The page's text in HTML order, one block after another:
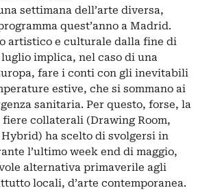
settimana dell’arte diversa,
quest’anno a Madrid.
artistico e culturale dalla fine di
implica, nel caso di una
fare i conti con gli inevitabili
estive, che si sommano ai
sanitaria. Per questo, forse, la
collaterali (Drawing Room,
ha scelto di svolgersi in
l’ultimo week end di maggio,
alternativa primaverile agli
locali, d’arte contemporanea.